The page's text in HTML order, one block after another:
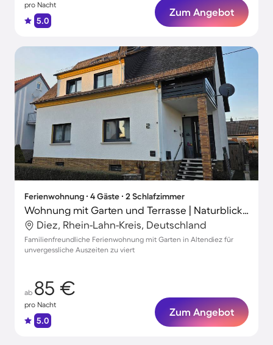
pro Nacht
5.0
Zum Angebot
Ferienwohnung ∙ 4 Gäste ∙ 2 Schlafzimmer
Wohnung mit Garten und Terrasse | Naturblick | Perfekt für die Arbeit von Zuhause
Diez, Rhein-Lahn-Kreis, Deutschland
Familienfreundliche Ferienwohnung mit Garten in Altendiez für
unvergessliche Auszeiten zu viert
ab 85 €
pro Nacht
5.0
Zum Angebot